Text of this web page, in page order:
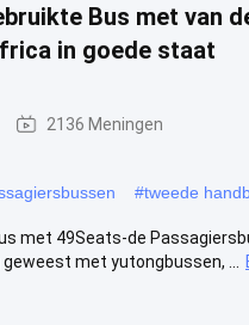
Bus met van
in goede staat
2136 Meningen
#tweede
met 49Seats-de
met yutongbussen, ...